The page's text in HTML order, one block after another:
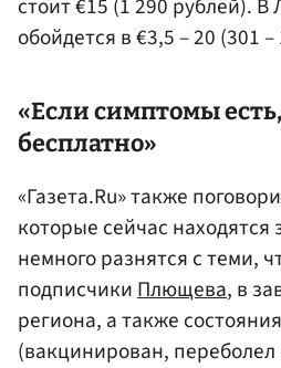
стоит €15 (1 290 рублей). В
обойдется в €3,5 – 20 (301
«Если симптомы
бесплатно»
«Газета.Ru» также
которые сейчас
немного разнятся с теми,
подписчикиПлющева, в
региона, а также
(вакцинирован, переболел